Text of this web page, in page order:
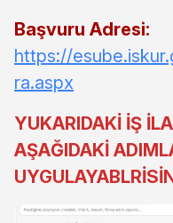
Başvuru Adresi:
https://
ra.aspx
YUKARIDAKİ İŞ
AŞAĞIDAKİ